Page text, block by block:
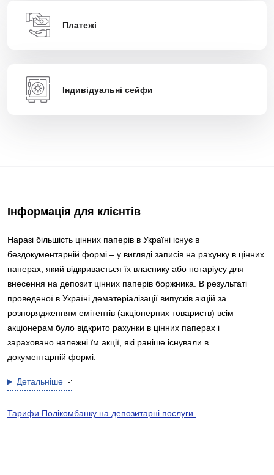
Платежі
Індивідуальні сейфи
Інформація для клієнтів
Наразі більшість цінних паперів в Україні існує в
бездокументарній формі – у вигляді записів на рахунку в цінних
паперах, який відкривається їх власнику або нотаріусу для
внесення на депозит цінних паперів боржника. В результаті
проведеної в Україні дематеріалізації випусків акцій за
розпорядженням емітентів (акціонерних товариств) всім
акціонерам було відкрито рахунки в цінних паперах і
зараховано належні їм акції, які раніше існували в
документарній формі.
Детальніше
Тарифи Полікомбанку на депозитарні послуги